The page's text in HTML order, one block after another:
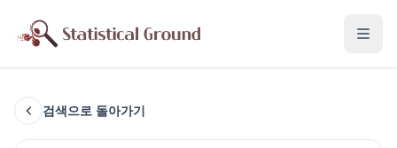
검색으로 돌아가기